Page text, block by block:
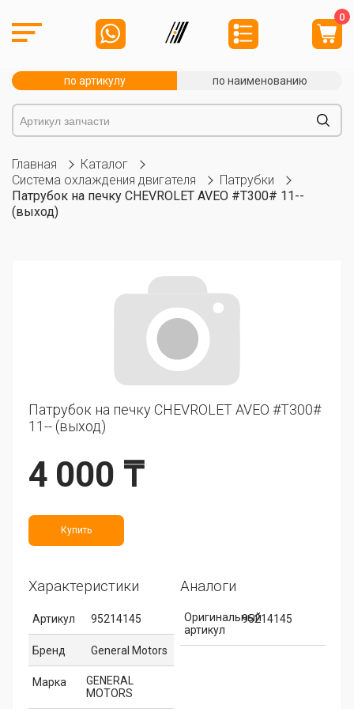
0
по артикулу по наименованию
Главная
Каталог
Система охлаждения двигателя
Патрубки
Патрубок на печку CHEVROLET AVEO #T300# 11--
(выход)
Патрубок на печку CHEVROLET AVEO #T300#
11-- (выход)
4 000 ₸
Купить
Характеристики
Артикул 95214145
Бренд General Motors
Марка
GENERAL
MOTORS
Аналоги
Оригинальный
артикул
95214145